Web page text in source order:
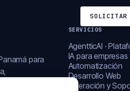
SOLICITAR
para
digital.
SERVICIOS
AgentticAI ·
IA para empresas
Automatización
Desarrollo Web
Operación y